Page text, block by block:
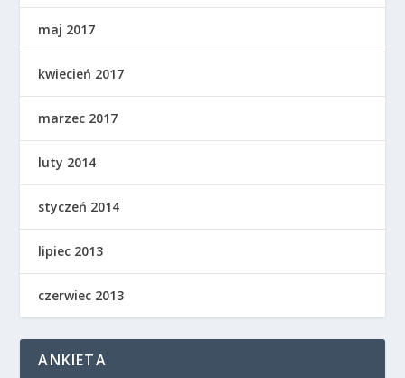
maj 2017
kwiecień 2017
marzec 2017
luty 2014
styczeń 2014
lipiec 2013
czerwiec 2013
ANKIETA